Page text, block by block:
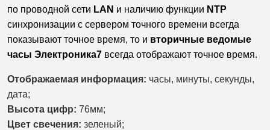
по проводной сети LAN и наличию функции NTP
синхронизации с сервером точного времени всегда
показывают точное время, то и вторичные ведомые
часы Электроника7 всегда отображают точное время.
Отображаемая информация: часы, минуты, секунды,
дата;
Высота цифр: 76мм;
Цвет свечения: зеленый;